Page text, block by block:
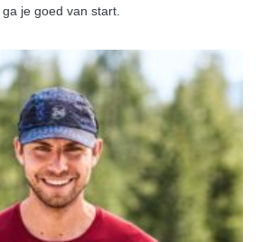
je goed van start.